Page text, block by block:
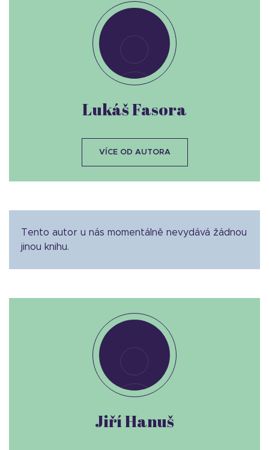
Tento autor u nás momentálně nevydává žádnou
jinou knihu.
Lukáš Fasora
VÍCE OD AUTORA
Jiří Hanuš